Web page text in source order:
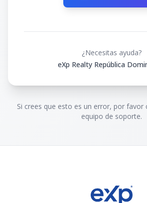
¿Necesitas ayuda?
eXp Realty República
Si crees que esto es un error, por
equipo de soporte.